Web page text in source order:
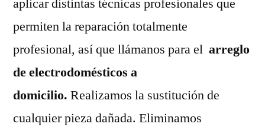
permiten la reparación totalmente
profesional, así que llámanos para el arreglo
de electrodomésticos a
domicilio. Realizamos la sustitución de
cualquier pieza dañada. Eliminamos